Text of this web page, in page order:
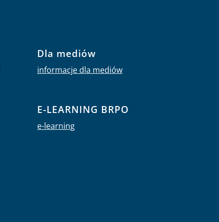
Dla mediów
informacje dla mediów
E-LEARNING BRPO
e-learning